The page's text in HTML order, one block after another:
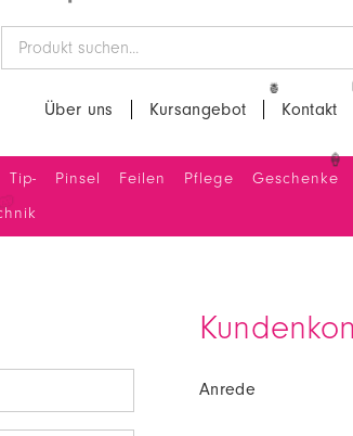
Über uns Kursangebot Kontakt
Tip-
Pinsel Feilen Pflege Geschenke
Anrede
🌴